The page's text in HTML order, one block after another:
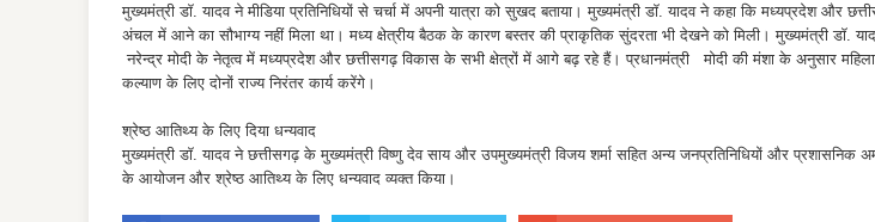
मुख्यमंत्री डॉ. यादव ने मीडिया प्रतिनिधियों से चर्चा में अपनी यात्रा को सुखद बताया। मुख्यमंत्री डॉ. यादव ने कहा कि मध्यप्रदेश और
अंचल में आने का सौभाग्य नहीं मिला था। मध्य क्षेत्रीय बैठक के कारण बस्तर की प्राकृतिक सुंदरता भी देखने को मिली। मुख्यमंत्री डॉ.
नरेन्द्र मोदी के नेतृत्व में मध्यप्रदेश और छत्तीसगढ़ विकास के सभी क्षेत्रों में आगे बढ़ रहे हैं। प्रधानमंत्री मोदी की मंशा के अनुसार
कल्याण के लिए दोनों राज्य निरंतर कार्य करेंगे।
श्रेष्ठ आतिथ्य के लिए दिया धन्यवाद
मुख्यमंत्री डॉ. यादव ने छत्तीसगढ़ के मुख्यमंत्री विष्णु देव साय और उपमुख्यमंत्री विजय शर्मा सहित अन्य जनप्रतिनिधियों और प्रशासनिक
के आयोजन और श्रेष्ठ आतिथ्य के लिए धन्यवाद व्यक्त किया।